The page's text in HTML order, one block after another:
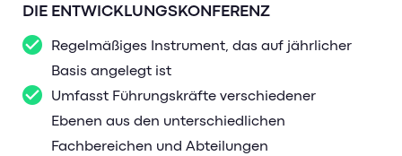
DIE ENTWICKLUNGSKONFERENZ
Regelmäßiges Instrument, das auf jährlicher
Basis angelegt ist
Umfasst Führungskräfte verschiedener
Ebenen aus den unterschiedlichen
Fachbereichen und Abteilungen